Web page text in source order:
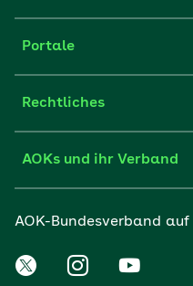
Portale
Rechtliches
AOKs und ihr Verband
AOK-Bundesverband